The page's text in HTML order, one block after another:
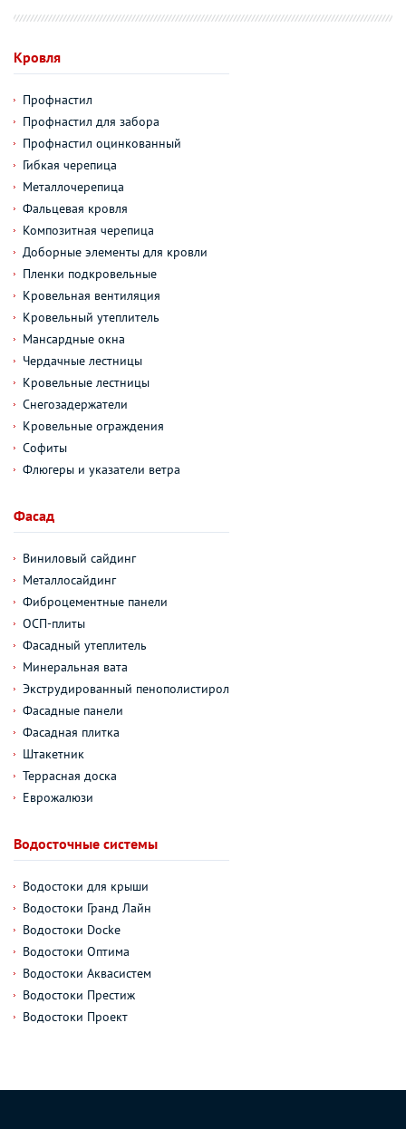
Кровля
Профнастил
Профнастил для забора
Профнастил оцинкованный
Гибкая черепица
Металлочерепица
Фальцевая кровля
Композитная черепица
Доборные элементы для кровли
Пленки подкровельные
Кровельная вентиляция
Кровельный утеплитель
Мансардные окна
Чердачные лестницы
Кровельные лестницы
Снегозадержатели
Кровельные ограждения
Софиты
Флюгеры и указатели ветра
Фасад
Виниловый сайдинг
Металлосайдинг
Фиброцементные панели
ОСП-плиты
Фасадный утеплитель
Минеральная вата
Экструдированный пенополистирол
Фасадные панели
Фасадная плитка
Штакетник
Террасная доска
Еврожалюзи
Водосточные системы
Водостоки для крыши
Водостоки Гранд Лайн
Водостоки Docke
Водостоки Оптима
Водостоки Аквасистем
Водостоки Престиж
Водостоки Проект